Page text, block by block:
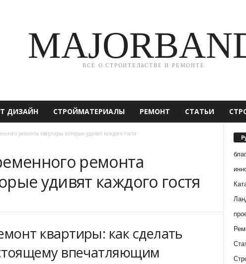
ВСЕ О СТРОИТЕЛЬСТВЕ И РЕМОНТЕ
ДИЗАЙН СТРОЙМАТЕРИАЛЫ РЕМОНТ СТАТЬИ
ремонта квартиры которые удивят каждого гостя
ремонта
удивят каждого гостя
квартиры: как сделать
впечатляющим